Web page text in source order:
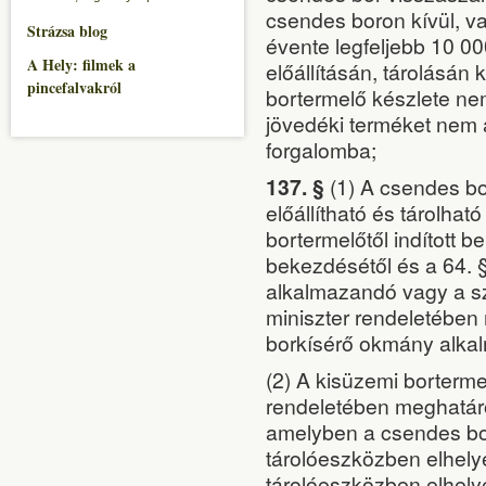
Strázsa blog
A Hely: filmek a
pincefalvakról
csendes boron kívül,
évente legfeljebb 10
előállításán, tárolásán
bortermelő készlete
jövedéki terméket
forgalomba;
137. § (1) A csendes
előállítható és
bortermelőtől indított
bekezdésétől és a 64.
alkalmazandó vagy a
miniszter
borkísérő okmány
(2) A kisüzemi
rendeletében
amelyben a csendes
tárolóeszközben